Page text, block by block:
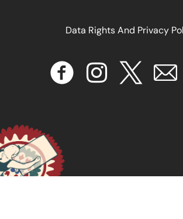
Data Rights And Privacy